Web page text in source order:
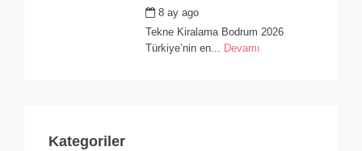
8 ay ago
Tekne Kiralama Bodrum 2026
Türkiye’nin en... Devamı
Kategoriler